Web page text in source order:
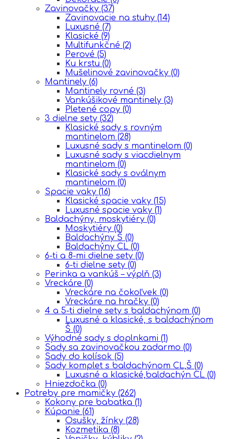
Zavinovačky (37)
Zavinovacie na stuhy (14)
Luxusné (7)
Klasické (9)
Multifunkčné (2)
Perové (5)
Ku krstu (0)
Mušelinové zavinovačky (0)
Mantinely (6)
Mantinely rovné (3)
Vankúšikové mantinely (3)
Pletené copy (0)
3 dielne sety (32)
Klasické sady s rovným
mantinelom (28)
Luxusné sady s mantinelom (0)
Luxusné sady s viacdielnym
mantinelom (0)
Klasické sady s oválnym
mantinelom (0)
Spacie vaky (16)
Klasické spacie vaky (15)
Luxusné spacie vaky (1)
Baldachýny, moskytiéry (0)
Moskytiéry (0)
Baldachýny Š (0)
Baldachýny CL (0)
6-ti a 8-mi dielne sety (0)
6-ti dielne sety (0)
Perinka a vankúš – výplň (3)
Vreckáre (0)
Vreckáre na čokoľvek (0)
Vreckáre na hračky (0)
4 a 5-ti dielne sety s baldachýnom (0)
Luxusné a klasické, s baldachýnom
Š (0)
Výhodné sady s doplnkami (1)
Sady sa zavinovačkou zadarmo (0)
Sady do kolísok (5)
Sady komplet s baldachýnom CL,Š (0)
Luxusné a klasické,baldachýn CL (0)
Hniezdočka (0)
Potreby pre mamičky (262)
Kokony pre babatka (1)
Kúpanie (61)
Osušky, žínky (28)
Kozmetika (8)